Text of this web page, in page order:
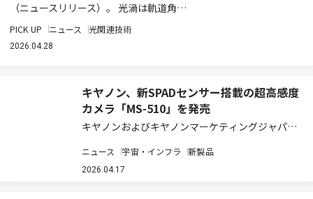
（ニュースリリース）。 光渦は軌道角…
PICK UP ニュース 光関連技術
2026.04.28
キヤノン、新SPADセンサー搭載の超高感度
カメラ「MS-510」を発売
キヤノンおよびキヤノンマーケティングジャパン
超高感度カメラの新製品として、約320万画素1.0
型の新SPAD（Single Photon Avalanche
ニュース 宇宙・インフラ 新製品
2026.04.17